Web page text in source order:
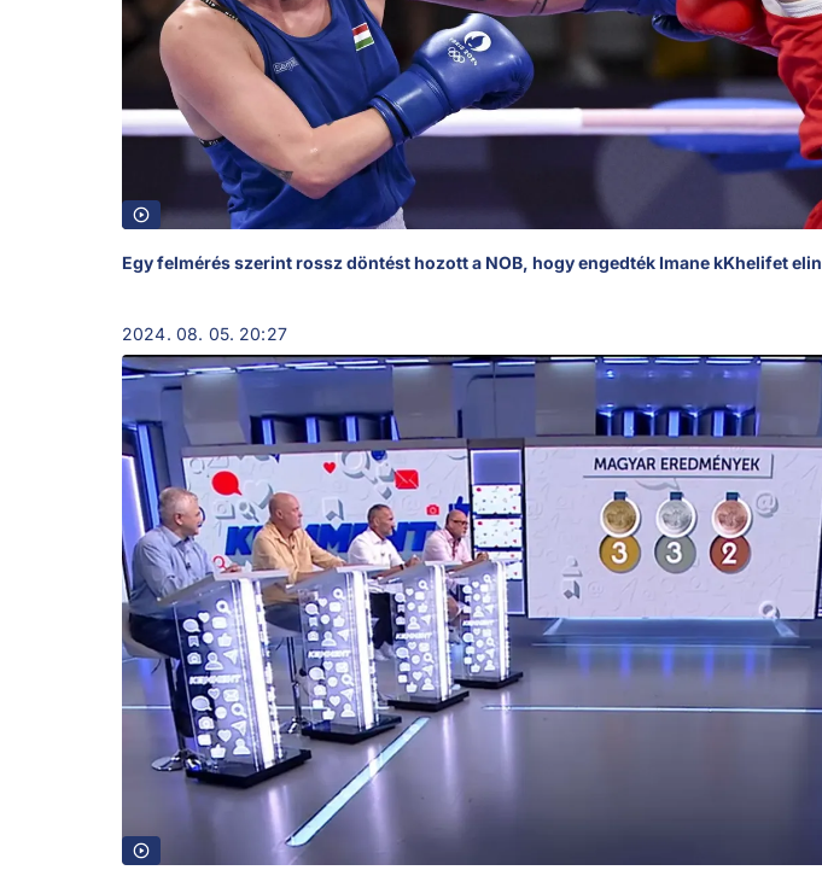
Egy felmérés szerint rossz döntést hozott a NOB, hogy engedték Imane kKhelifet
2024. 08. 05. 20:27